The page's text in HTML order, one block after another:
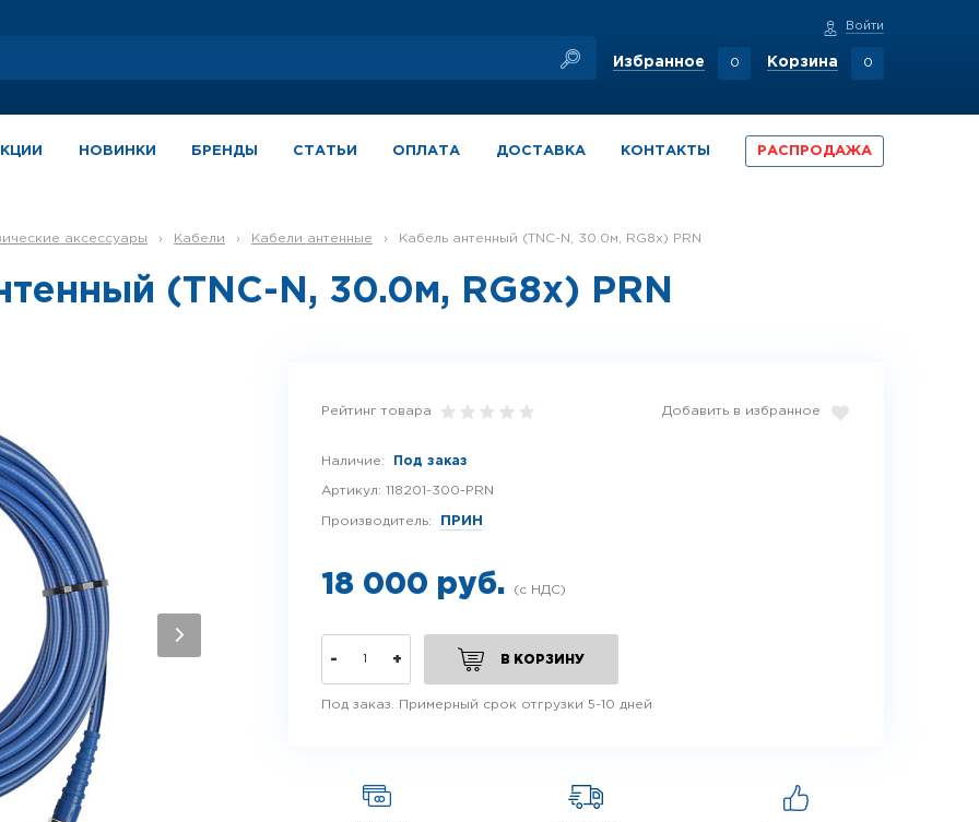
0
Избранное 0
Корзина
Войти
НОВИНКИ БРЕНДЫ СТАТЬИ ОПЛАТА ДОСТАВКА КОНТАКТЫ РАСПРОДАЖА
аксессуары › Кабели › Кабели антенные › Кабель антенный (TNC-N, 30.0м, RG8x) PRN
(TNC-N, 30.0м, RG8x) PRN
Рейтинг товара Добавить в избранное
Наличие: Под заказ
Артикул: 118201-300-PRN
Производитель: ПРИН
18 000 руб.
- + В КОРЗИНУ
Под заказ. Примерный срок отгрузки 5-10 дней